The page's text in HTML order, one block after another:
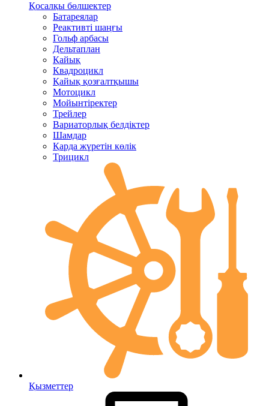
Қосалқы бөлшектер
Батареялар
Реактивті шаңғы
Гольф арбасы
Дельтаплан
Қайық
Квадроцикл
Қайық қозғалтқышы
Мотоцикл
Мойынтіректер
Трейлер
Вариаторлық белдіктер
Шамдар
Қарда жүретін көлік
Трицикл
Қызметтер